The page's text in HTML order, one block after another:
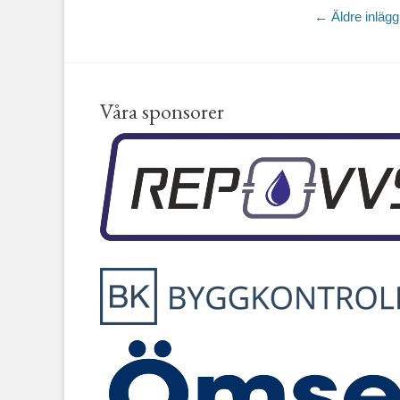
← Äldre inlägg
Våra sponsorer